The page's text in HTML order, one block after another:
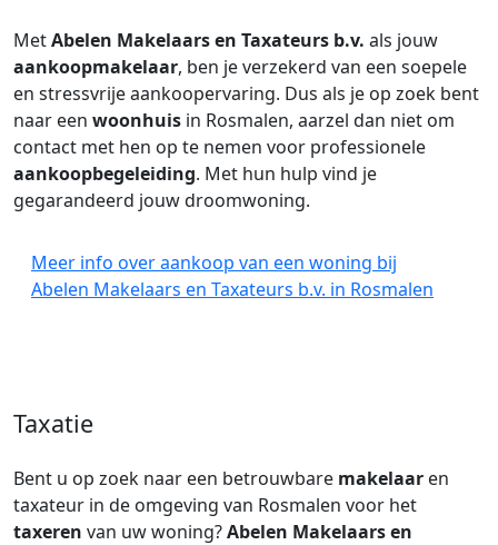
MetAbelen Makelaars en Taxateurs b.v. als jouw
aankoopmakelaar, ben je verzekerd van een soepele
en stressvrije aankoopervaring. Dus als je op zoek bent
naar een woonhuis in Rosmalen, aarzel dan niet om
contact met hen op te nemen voor professionele
aankoopbegeleiding. Met hun hulp vind je
gegarandeerd jouw droomwoning.
Meer info over aankoop van een woning bij
Abelen Makelaars en Taxateurs b.v. in Rosmalen
Taxatie
Bent u op zoek naar een betrouwbare makelaar en
taxateur in de omgeving van Rosmalen voor het
taxeren van uw woning?Abelen Makelaars en